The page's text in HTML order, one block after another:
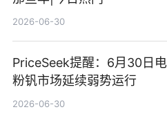
2026-06-30
PriceSeek提醒：6月30日
粉钒市场延续弱势运行
2026-06-30